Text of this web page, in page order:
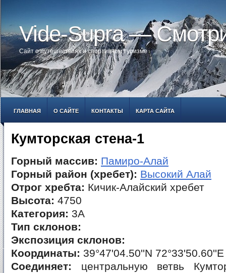
Vide-Supra —
Сайт о путешествиях и спортивном туризме
ГЛАВНАЯ О САЙТЕ КОНТАКТЫ КАРТА САЙТА
Кумторская стена-1
Горный массив: Памиро-Алай
Горный район (хребет): Высокий Алай
Отрог хребта: Кичик-Алайский хребет
Высота: 4750
Категория: 3А
Тип склонов:
Экспозиция склонов:
Координаты: 39°47'04.50''N 72°33'50.60''E
Соединяет: центральную ветвь